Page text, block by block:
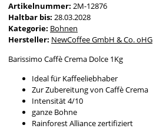
Artikelnummer: 2M-12876
Haltbar bis: 28.03.2028
Kategorie: Bohnen
Hersteller: NewCoffee GmbH & Co. oHG
Barissimo Caffè Crema Dolce 1Kg
Ideal für Kaffeeliebhaber
Zur Zubereitung von Caffè Crema
Intensität 4/10
ganze Bohne
Rainforest Alliance zertifiziert